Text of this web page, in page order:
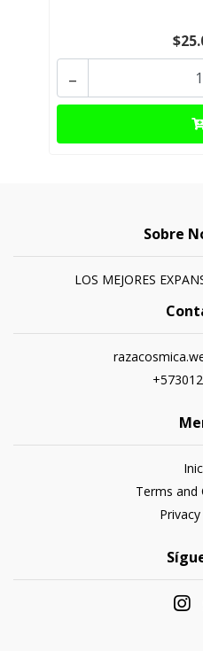
-
Sobre
LOS MEJORES
Terms and